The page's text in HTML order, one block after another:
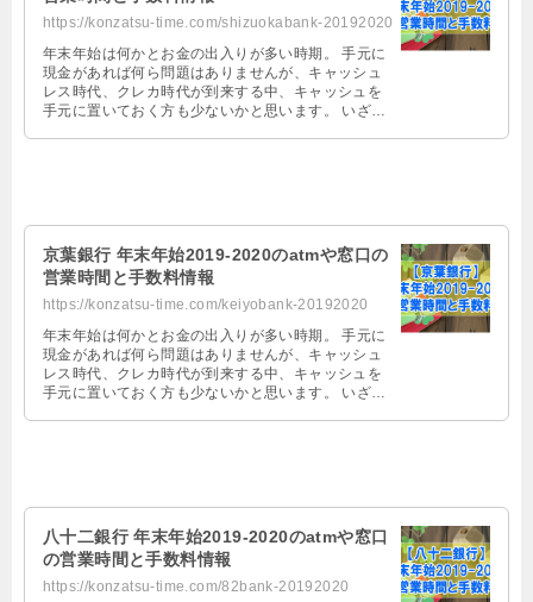
https://konzatsu-time.com/shizuokabank-20192020
年末年始は何かとお金の出入りが多い時期。 手元に
現金があれば何ら問題はありませんが、キャッシュ
レス時代、クレカ時代が到来する中、キャッシュを
手元に置いておく方も少ないかと思います。 いざ、
京葉銀行 年末年始2019-2020のatmや窓口の
営業時間と手数料情報
https://konzatsu-time.com/keiyobank-20192020
年末年始は何かとお金の出入りが多い時期。 手元に
現金があれば何ら問題はありませんが、キャッシュ
レス時代、クレカ時代が到来する中、キャッシュを
手元に置いておく方も少ないかと思います。 いざ、
八十二銀行 年末年始2019-2020のatmや窓口
の営業時間と手数料情報
https://konzatsu-time.com/82bank-20192020